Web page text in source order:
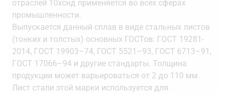
отраслей 10хснд применяется во всех сферах
промышленности.
Выпускается данный сплав в виде стальных листов
(тонких и толстых) основных ГОСТов: ГOCT 19281-
2014, ГOCT 19903–74, ГОСТ 5521–93, ГOCT 6713–91,
ГOCT 17066–94 и другие стандарты. Толщина
продукции может варьироваться от 2 до 110 мм.
Лист стали этой марки используется для